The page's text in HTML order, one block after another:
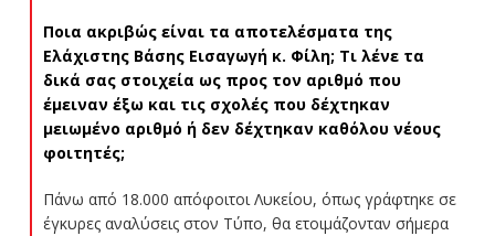
Ποια ακριβώς είναι τα αποτελέσματα της
Ελάχιστης Βάσης Εισαγωγή κ. Φίλη; Τι λένε τα
δικά σας στοιχεία ως προς τον αριθμό που
έμειναν έξω και τις σχολές που δέχτηκαν
μειωμένο αριθμό ή δεν δέχτηκαν καθόλου νέους
φοιτητές;
Πάνω από 18.000 απόφοιτοι Λυκείου, όπως γράφτηκε σε
έγκυρες αναλύσεις στον Τύπο, θα ετοιμάζονταν σήμερα